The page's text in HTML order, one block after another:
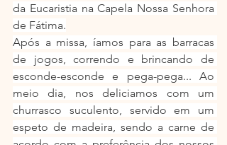
da Eucaristia na Capela Nossa Senhora
de Fátima.
Após a missa, íamos para as barracas
de jogos, correndo e brincando de
esconde-esconde e pega-pega... Ao
meio dia, nos deliciamos com um
churrasco suculento, servido em um
espeto de madeira, sendo a carne de